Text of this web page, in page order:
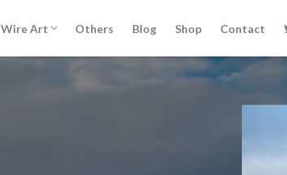
Wire Art
Knot of Isis イシスの結び目® 誕生秘話
Others Blog Shop Contact
絵本